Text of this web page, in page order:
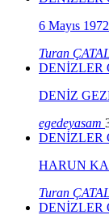
6 Mayıs 1972
Turan ÇATAL
DENİZLER
DENİZ
egedeyasam
DENİZLER
HARUN
Turan ÇATAL
DENİZLER